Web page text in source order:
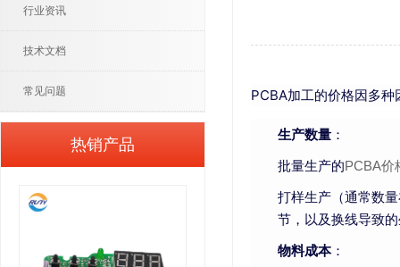
PCBA加工的价格因多
生产数量 ：
批量生产的PCBA价
打样生产（通常数
节，以及换线导致
物料成本：
行业资讯
技术文档
常见问题
热销产品